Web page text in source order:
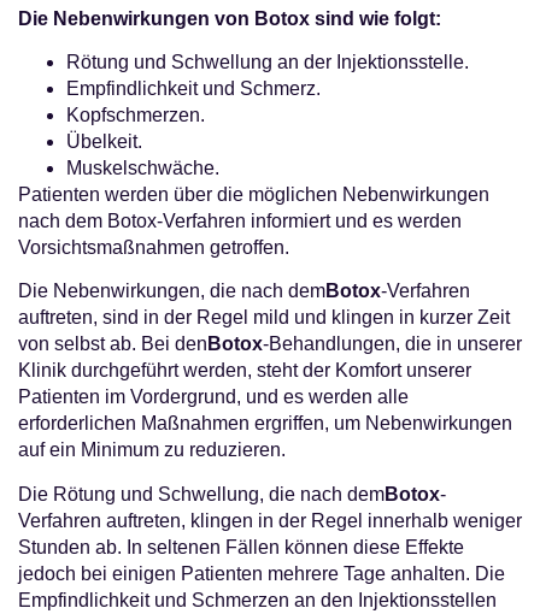
Die Nebenwirkungen von Botox sind wie folgt:
Rötung und Schwellung an der Injektionsstelle.
Empfindlichkeit und Schmerz.
Kopfschmerzen.
Übelkeit.
Muskelschwäche.
Patienten werden über die möglichen Nebenwirkungen
nach dem Botox-Verfahren informiert und es werden
Vorsichtsmaßnahmen getroffen.
Die Nebenwirkungen, die nach demBotox-Verfahren
auftreten, sind in der Regel mild und klingen in kurzer Zeit
von selbst ab. Bei den Botox-Behandlungen, die in unserer
Klinik durchgeführt werden, steht der Komfort unserer
Patienten im Vordergrund, und es werden alle
erforderlichen Maßnahmen ergriffen, um Nebenwirkungen
auf ein Minimum zu reduzieren.
Die Rötung und Schwellung, die nach demBotox-
Verfahren auftreten, klingen in der Regel innerhalb weniger
Stunden ab. In seltenen Fällen können diese Effekte
jedoch bei einigen Patienten mehrere Tage anhalten. Die
Empfindlichkeit und Schmerzen an den Injektionsstellen